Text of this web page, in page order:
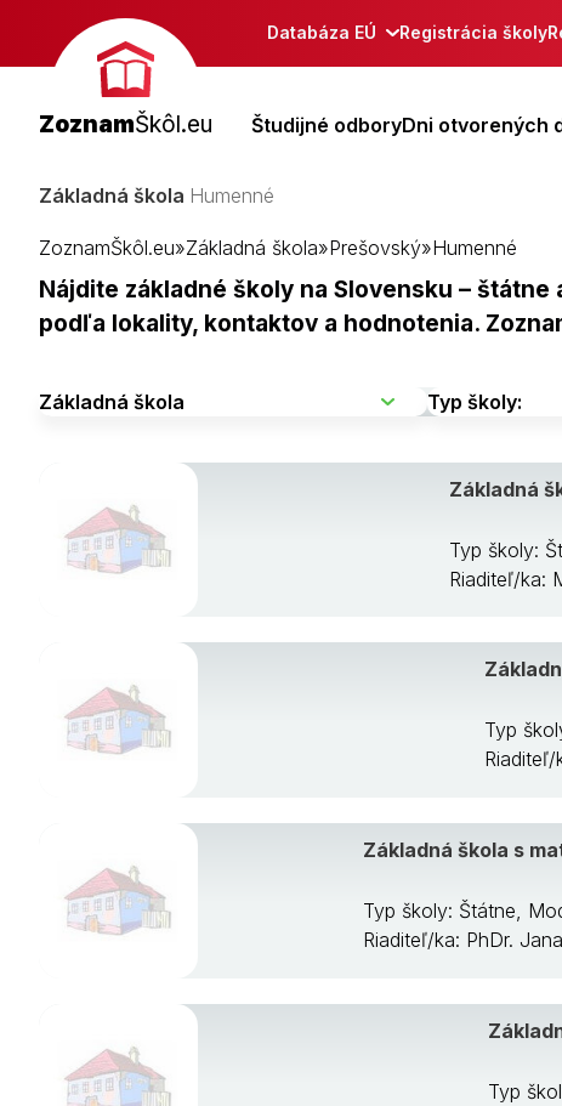
Databáza EÚ Registrácia školy
ZoznamŠkôl.eu Študijné odboryDni otvorených
Základná škola Humenné
ZoznamŠkôl.eu»Základná škola»Prešovský»Humenné
Nájdite základné školy na Slovensku –
podľa lokality, kontaktov a hodnotenia.
Základná
Typ školy:
Riaditeľ/ka:
Typ
Riaditeľ/
Základná škola s
Typ školy: Štátne,
Riaditeľ/ka: PhDr.
Typ